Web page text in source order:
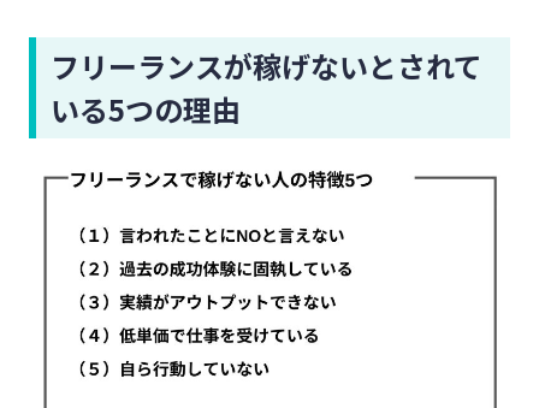
フリーランスが稼げないとされて
いる5つの理由